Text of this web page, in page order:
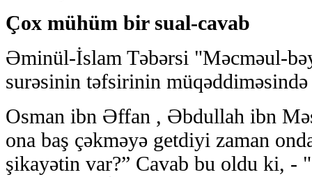
Çox mühüm bir sual-cavab
Əminül-İslam Təbərsi "Məcməul-
surəsinin təfsirinin
Osman ibn Əffan , Əbdullah ibn
ona baş çəkməyə getdiyi zaman
şikayətin var?” Cavab bu oldu ki, -